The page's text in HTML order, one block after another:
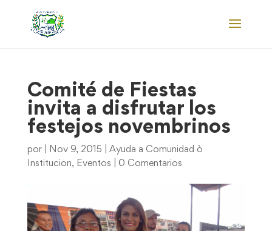
Comité de Fiestas
invita a disfrutar los
festejos novembrinos
por Nov 9, 2015
Ayuda a Comunidad ò
Institucion, Eventos 0 Comentarios